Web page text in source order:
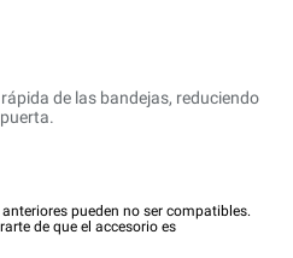
de las bandejas, reduciendo
pueden no ser compatibles.
de que el accesorio es